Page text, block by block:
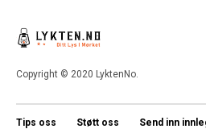
Copyright © 2020 LyktenNo.
Tips oss Støtt oss Send inn